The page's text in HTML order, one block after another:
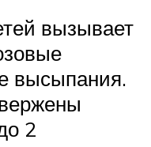
вызывает
высыпания.
2